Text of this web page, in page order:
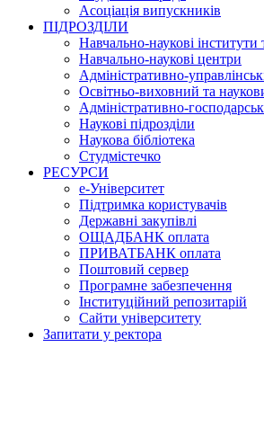
Асоціація випускників
ПІДРОЗДІЛИ
Навчально-наукові інститути
Навчально-наукові центри
Адміністративно-
Освітньо-виховний та
Адміністративно-
Наукові підрозділи
Наукова бібліотека
Студмістечко
РЕСУРСИ
е-Університет
Підтримка користувачів
Державні закупівлі
ОЩАДБАНК оплата
ПРИВАТБАНК оплата
Поштовий сервер
Програмне забезпечення
Інституційний репозитарій
Сайти університету
Запитати у ректора